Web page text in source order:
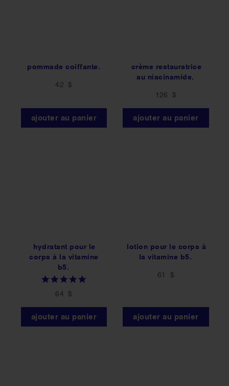
pommade coiffante.
42 $
ajouter au panier
crème restauratrice
au niacinamide.
126 $
ajouter au panier
hydratant pour le
corps à la vitamine
b5.
64 $
ajouter au panier
lotion pour le corps à
la vitamine b5.
61 $
ajouter au panier